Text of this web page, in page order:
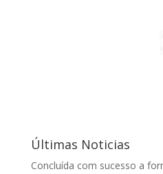
Últimas Noticias
Concluída com sucesso a